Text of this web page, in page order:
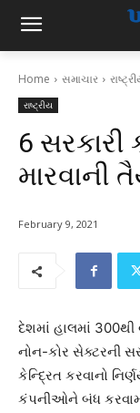
Home સમાચાર
રાષ્ટ્રીય
6
મારવાની
February 9, 2021
દેશમાં હાલમાં
નોન-કોર સેક્ટરની
કેન્દ્રિત કરવાનો
કંપનીઓને બંધ